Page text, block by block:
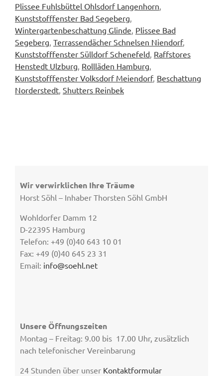
Plissee Fuhlsbüttel Ohlsdorf Langenhorn,
Kunststofffenster Bad Segeberg,
Wintergartenbeschattung Glinde, Plissee Bad
Segeberg, Terrassendächer Schnelsen Niendorf,
Kunststofffenster Sülldorf Schenefeld, Raffstores
Henstedt Ulzburg, Rollläden Hamburg,
Kunststofffenster Volksdorf Meiendorf, Beschattung
Norderstedt, Shutters Reinbek
Wir verwirklichen Ihre Träume
Horst Söhl – Inhaber Thorsten Söhl GmbH
Wohldorfer Damm 12
D-22395 Hamburg
Telefon: +49 (0)40 643 10 01
Fax: +49 (0)40 645 23 31
Email: info@soehl.net
Unsere Öffnungszeiten
Montag – Freitag: 9.00 bis 17.00 Uhr, zusätzlich
nach telefonischer Vereinbarung
24 Stunden über unser Kontaktformular